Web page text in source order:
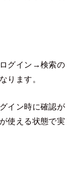
グイン→検索の
ります。
イン時に確認が
使える状態で実